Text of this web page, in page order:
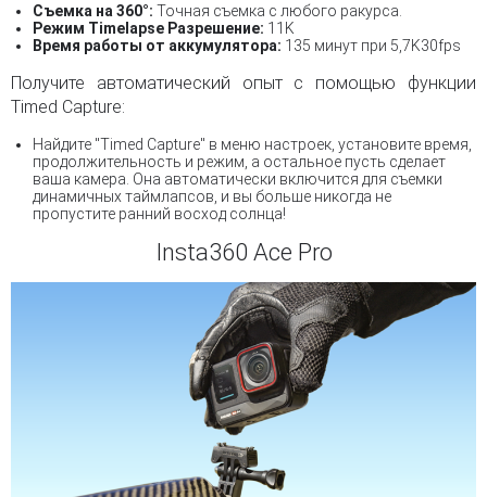
Съемка на 360°: Точная съемка с любого ракурса.
Режим Timelapse Разрешение: 11K
Время работы от аккумулятора: 135 минут при 5,7K30fps
Получите автоматический опыт с помощью функции
Timed Capture:
Найдите "Timed Capture" в меню настроек, установите время,
продолжительность и режим, а остальное пусть сделает
ваша камера. Она автоматически включится для съемки
динамичных таймлапсов, и вы больше никогда не
пропустите ранний восход солнца!
Insta360 Ace Pro